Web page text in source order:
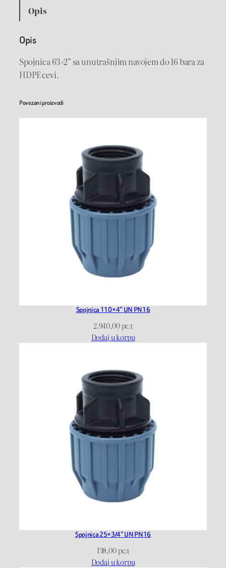
i
a
6
3
Opis
Opis
Spojnica 63×2” sa unutrašnjim navojem do 16 bara za
HDPE cevi.
Povezani proizvodi
Spojnica 110×4” UN PN16
2.940,00рсд
Dodaj u korpu
Spojnica 25×3/4” UN PN16
138,00рсд
Dodaj u korpu